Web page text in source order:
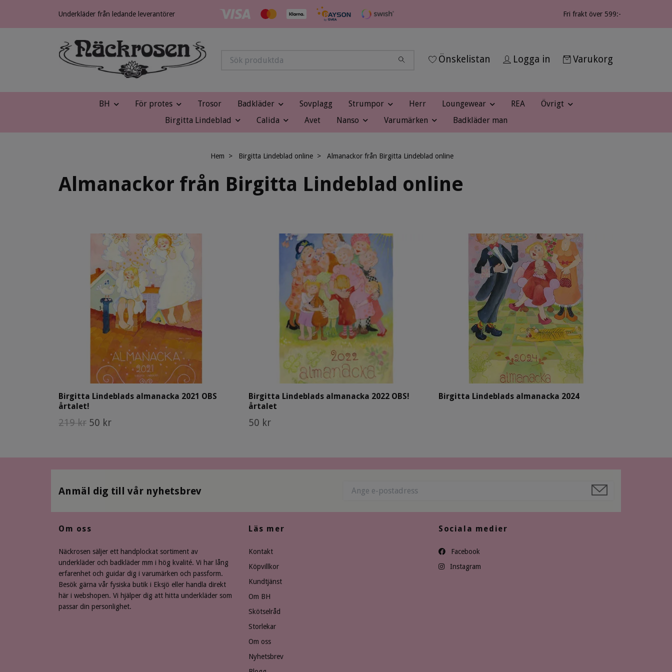
Underkläder från ledande leverantörer Fri frakt över 599:-
Önskelistan Logga in Varukorg
BH För protes Trosor Badkläder Sovplagg Strumpor Herr Loungewear REA
Övrigt
Birgitta Lindeblad
Calida Avet Nanso Varumärken Badkläder man
Hem Birgitta Lindeblad online Almanackor från Birgitta Lindeblad online
Almanackor från Birgitta Lindeblad online
Birgitta Lindeblads almanacka 2021 OBS
årtalet!
219 kr 50 kr
Birgitta Lindeblads almanacka 2022 OBS!
årtalet
50 kr
Birgitta Lindeblads almanacka 2024
Anmäl dig till vår nyhetsbrev
Om oss
Näckrosen säljer ett handplockat sortiment av
underkläder och badkläder mm i hög kvalité. Vi har lång
erfarenhet och guidar dig i varumärken och passform.
Besök gärna vår fysiska butik i Eksjö eller handla direkt
här i webshopen. Vi hjälper dig att hitta underkläder som
passar din personlighet.
Läs mer
Kontakt
Köpvillkor
Kundtjänst
Om BH
Skötselråd
Storlekar
Om oss
Nyhetsbrev
Sociala medier
Facebook
Instagram